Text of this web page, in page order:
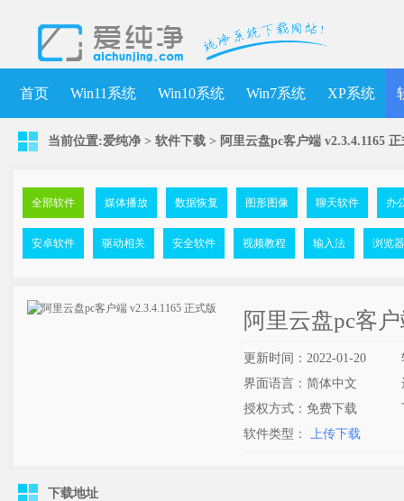
首页 Win11系统 Win10系统 Win7系统 XP系统
当前位置:爱纯净 > 软件下载 > 阿里云盘pc客户端 v2.3.4.1165
全部软件 媒体播放 数据恢复 图形图像 聊天软件 办
安卓软件 驱动相关 安全软件 视频教程 输入法 浏览器
阿里云盘pc客
更新时间：2022-01-20
界面语言：简体中文
授权方式：免费下载
软件类型： 上传下载
下载地址